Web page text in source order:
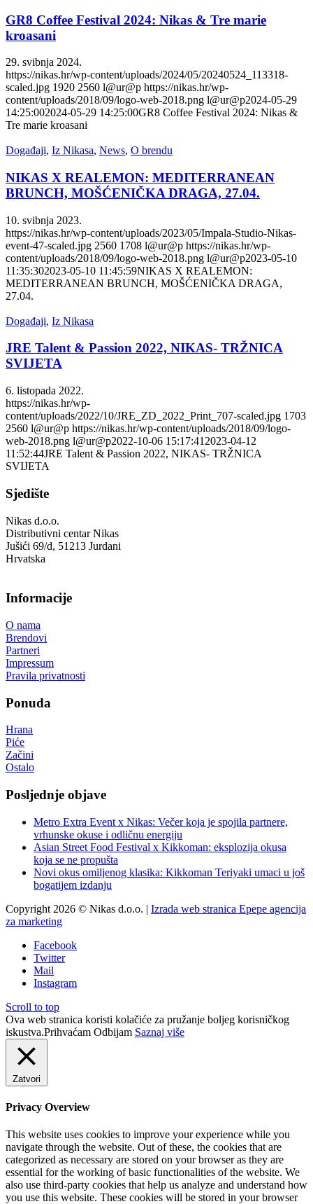
GR8 Coffee Festival 2024: Nikas & Tre marie
kroasani
29. svibnja 2024.
https://nikas.hr/wp-content/uploads/2024/05/20240524_113318-
scaled.jpg 1920 2560 l@ur@p https://nikas.hr/wp-
content/uploads/2018/09/logo-web-2018.png l@ur@p2024-05-29
14:25:002024-05-29 14:25:00GR8 Coffee Festival 2024: Nikas &
Tre marie kroasani
Događaji, Iz Nikasa, News, O brendu
NIKAS X REALEMON: MEDITERRANEAN
BRUNCH, MOŠĆENIČKA DRAGA, 27.04.
10. svibnja 2023.
https://nikas.hr/wp-content/uploads/2023/05/Impala-Studio-Nikas-
event-47-scaled.jpg 2560 1708 l@ur@p https://nikas.hr/wp-
content/uploads/2018/09/logo-web-2018.png l@ur@p2023-05-10
11:35:302023-05-10 11:45:59NIKAS X REALEMON:
MEDITERRANEAN BRUNCH, MOŠĆENIČKA DRAGA,
27.04.
Događaji, Iz Nikasa
JRE Talent & Passion 2022, NIKAS- TRŽNICA
SVIJETA
6. listopada 2022.
https://nikas.hr/wp-
content/uploads/2022/10/JRE_ZD_2022_Print_707-scaled.jpg 1703
2560 l@ur@p https://nikas.hr/wp-content/uploads/2018/09/logo-
web-2018.png l@ur@p2022-10-06 15:17:41 2023-04-12
11:52:44JRE Talent & Passion 2022, NIKAS- TRŽNICA
SVIJETA
Sjedište
Nikas d.o.o.
Distributivni centar Nikas
Jušići 69/d, 51213 Jurdani
Hrvatska
Informacije
O nama
Brendovi
Partneri
Impressum
Pravila privatnosti
Ponuda
Hrana
Piće
Začini
Ostalo
Posljednje objave
Metro Extra Event x Nikas: Večer koja je spojila partnere,
vrhunske okuse i odličnu energiju
Asian Street Food Festival x Kikkoman: eksplozija okusa
koja se ne propušta
Novi okus omiljenog klasika: Kikkoman Teriyaki umaci u još
bogatijem izdanju
Copyright 2026 © Nikas d.o.o. | Izrada web stranica Epepe agencija
za marketing
Facebook
Twitter
Mail
Instagram
Scroll to top
Ova web stranica koristi kolačiće za pružanje boljeg korisničkog
iskustva.Prihvaćam Odbijam Saznaj više
Zatvori
Privacy Overview
This website uses cookies to improve your experience while you
navigate through the website. Out of these, the cookies that are
categorized as necessary are stored on your browser as they are
essential for the working of basic functionalities of the website. We
also use third-party cookies that help us analyze and understand how
you use this website. These cookies will be stored in your browser